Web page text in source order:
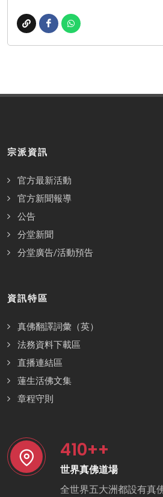
宗派資訊
官方最新活動
官方新聞報導
公告
分堂新聞
分堂廣告/活動預告
資訊特區
真佛翻譯詞彙（英）
法務資料下載區
直播連結區
蓮生活佛文集
章程守則
410++
世界真佛道場
全世界五大洲都設有真